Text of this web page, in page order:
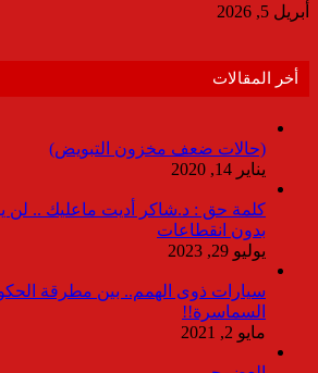
أبريل 5, 2026
أخر المقالات
(حالات ضعف مخزون التبويض)
يناير 14, 2020
بدون انقطاعات
يوليو 29, 2023
سيارات ذوى الهمم.. بين مطرقة
السماسرة!!
مايو 2, 2021